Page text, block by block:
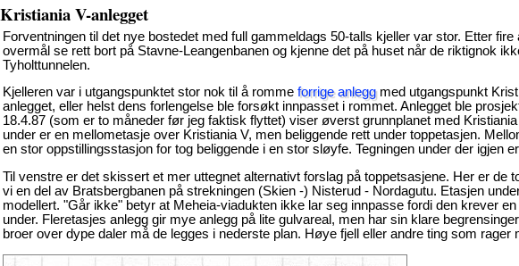
V-anlegget
Forventningen til det nye bostedet med full gammeldags 50-talls kjeller var stor. Etter
overmål se rett bort på Stavne-Leangenbanen og kjenne det på huset når de riktignok
Tyholttunnelen.
Kjelleren var i utgangspunktet stor nok til å romme forrige anleggmed utgangspunkt
anlegget, eller helst dens forlengelse ble forsøkt innpasset i rommet. Anlegget ble
18.4.87 (som er to måneder før jeg faktisk flyttet) viser øverst grunnplanet med
under er en mellometasje over Kristiania V, men beliggende rett under toppetasjen.
en stor oppstillingsstasjon for tog beliggende i en stor sløyfe. Tegningen under der igjen
Til venstre er det skissert et mer uttegnet alternativt forslag på toppetsasjene. Her er
vi en del av Bratsbergbanen på strekningen (Skien -) Nisterud - Nordagutu. Etasjen
modellert. "Går ikke" betyr at Meheia-viadukten ikke lar seg innpasse fordi den krever
under. Fleretasjes anlegg gir mye anlegg på lite gulvareal, men har sin klare
broer over dype daler må de legges i nederste plan. Høye fjell eller andre ting som